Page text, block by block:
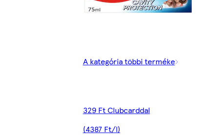
A kategória többi terméke
329 Ft Clubcarddal
(4387 Ft/l)